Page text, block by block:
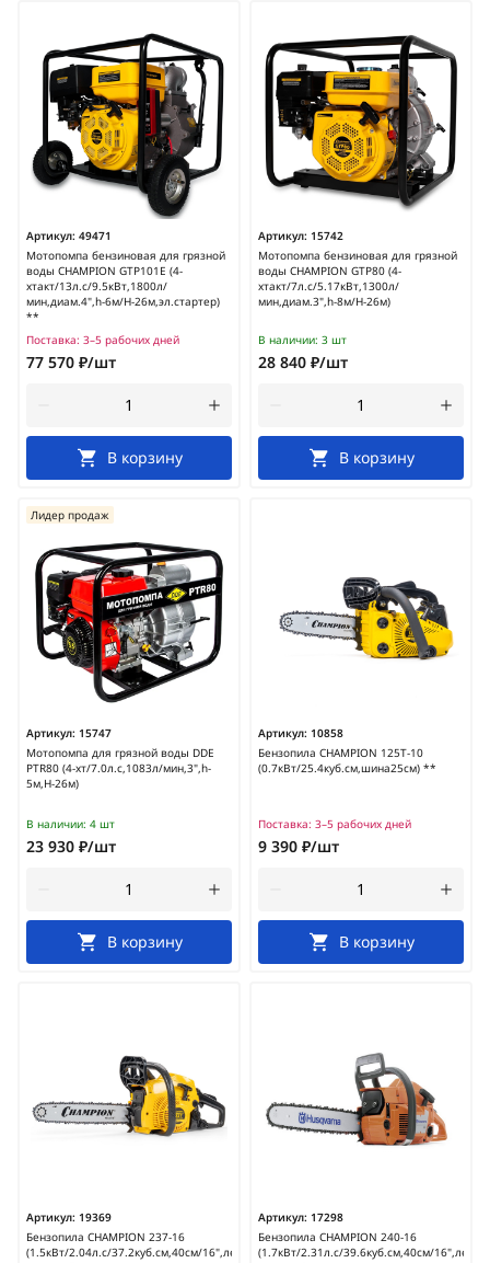
Артикул: 49471
Мотопомпа бензиновая для грязной
воды CHAMPION GTP101E (4-
хтакт/13л.с/9.5кВт,1800л/
мин,диам.4",h-6м/H-26м,эл.стартер)
**
Поставка: 3–5 рабочих дней
77 570 ₽/шт
В корзину
Артикул: 15742
Мотопомпа бензиновая для грязной
воды CHAMPION GTP80 (4-
хтакт/7л.с/5.17кВт,1300л/
мин,диам.3",h-8м/H-26м)
В наличии: 3 шт
28 840 ₽/шт
В корзину
Артикул: 15747
Мотопомпа для грязной воды DDE
PTR80 (4-хт/7.0л.с,1083л/мин,3",h-
5м,H-26м)
Лидер продаж
В наличии: 4 шт
23 930 ₽/шт
В корзину
Артикул: 10858
Бензопила CHAMPION 125T-10
(0.7кВт/25.4куб.см,шина25см) **
Поставка: 3–5 рабочих дней
9 390 ₽/шт
В корзину
Артикул: 19369
Бензопила CHAMPION 237-16
(1.5кВт/2.04л.с/37.2куб.см,40см/16",легкий
Артикул: 17298
Бензопила CHAMPION 240-16
(1.7кВт/2.31л.с/39.6куб.см,40см/16",легкий